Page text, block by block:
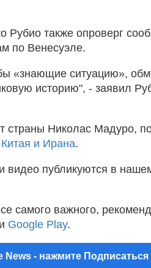
Рубио также опроверг
по Венесуэле.
«знающие ситуацию»,
историю", - заявил
страны Николас Мадуро,
и Ирана.
видео публикуются в
самого важного,
и Google Play.
News - нажмите Подписаться